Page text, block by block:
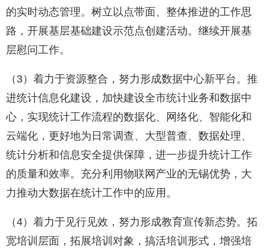
的实时动态管理。树立以点带面、整体推进的工作思
路，开展基层基础建设示范点创建活动。继续开展基
层慰问工作。
（3）着力于资源整合，努力形成数据中心新平台。推
进统计信息化建设，加快建设全市统计业务和数据中
心，实现统计工作流程的数据化、网络化、智能化和
云端化，更好地为日常调查、大型普查、数据处理、
统计分析和信息安全提供保障，进一步提升统计工作
的质量和效率。充分利用物联网产业的无锡优势，大
力推动大数据在统计工作中的应用。
（4）着力于见行见效，努力形成教育宣传新态势。拓
宽培训层面，拓展培训对象，搞活培训形式，增强培